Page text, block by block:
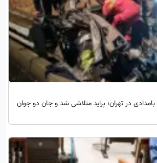
در تهران؛ پراید متلاشی شد و جان دو جوان